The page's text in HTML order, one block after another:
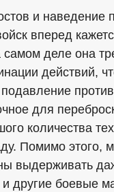
и наведение
вперед
деле она
действий,
подавление
для
количества
Помимо этого,
выдерживать
и другие боевые